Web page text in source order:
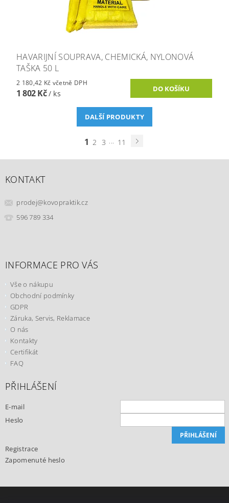
HAVARIJNÍ SOUPRAVA, CHEMICKÁ, NYLONOVÁ
TAŠKA 50 L
2 180,42 Kč včetně DPH
1 802 Kč/ ks
DALŠÍ PRODUKTY
1 2 3 ... 11
KONTAKT
prodej@kovopraktik.cz
596 789 334
INFORMACE PRO VÁS
Vše o nákupu
Obchodní podmínky
GDPR
Záruka, Servis, Reklamace
O nás
Kontakty
Certifikát
FAQ
PŘIHLÁŠENÍ
E-mail
Heslo
Registrace
Zapomenuté heslo